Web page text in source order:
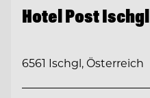
Hotel Post Ischgl
6561 Ischgl, Österreich